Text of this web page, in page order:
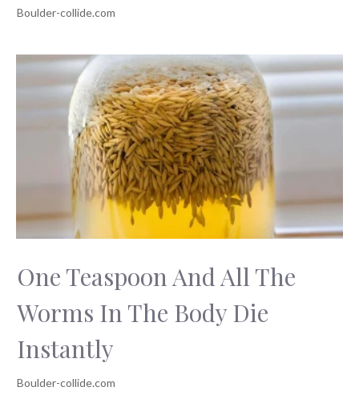
One Teaspoon And All The
Worms In The Body Die
Instantly